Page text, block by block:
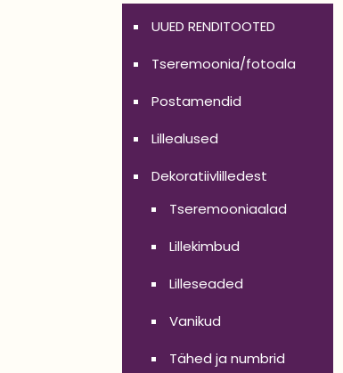
UUED RENDITOOTED
Tseremoonia/fotoala
Postamendid
Lillealused
Dekoratiivlilledest
Tseremooniaalad
Lillekimbud
Lilleseaded
Vanikud
Tähed ja numbrid